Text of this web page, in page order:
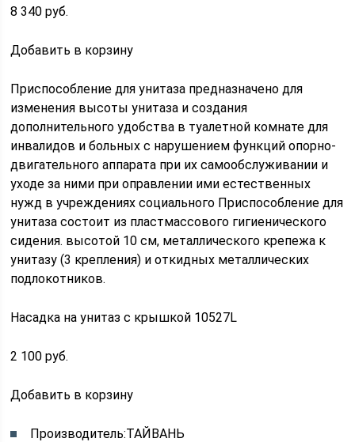
8 340 руб.
Добавить в корзину
Приспособление для унитаза предназначено для
изменения высоты унитаза и создания
дополнительного удобства в туалетной комнате для
инвалидов и больных с нарушением функций опорно-
двигательного аппарата при их самообслуживании и
уходе за ними при оправлении ими естественных
нужд в учреждениях социального Приспособление для
унитаза состоит из пластмассового гигиенического
сидения. высотой 10 см, металлического крепежа к
унитазу (3 крепления) и откидных металлических
подлокотников.
Насадка на унитаз с крышкой 10527L
2 100 руб.
Добавить в корзину
Производитель:ТАЙВАНЬ